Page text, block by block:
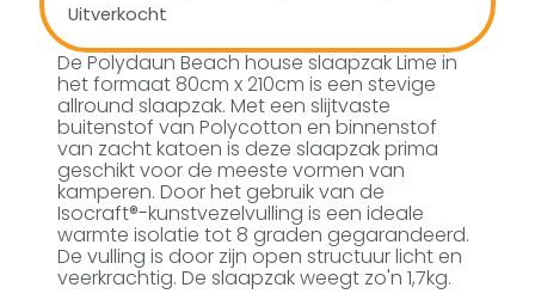
Uitverkocht
De Polydaun Beach house slaapzak Lime in
het formaat 80cm x 210cm is een stevige
allround slaapzak. Met een slijtvaste
buitenstof van Polycotton en binnenstof
van zacht katoen is deze slaapzak prima
geschikt voor de meeste vormen van
kamperen. Door het gebruik van de
Isocraft®-kunstvezelvulling is een ideale
warmte isolatie tot 8 graden gegarandeerd.
De vulling is door zijn open structuur licht en
veerkrachtig. De slaapzak weegt zo'n 1,7kg.